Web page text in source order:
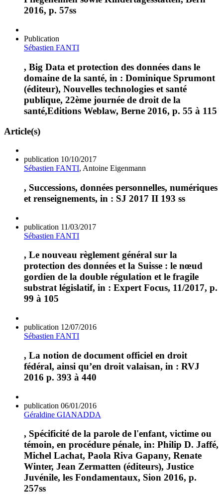
2016, p. 57ss
Publication
Sébastien FANTI
, Big Data et protection des données dans le
domaine de la santé, in : Dominique Sprumont
(éditeur), Nouvelles technologies et santé
publique, 22ème journée de droit de la
santé,Editions Weblaw, Berne 2016, p. 55 à 115
Article(s)
publication 10/10/2017
Sébastien FANTI, Antoine Eigenmann
, Successions, données personnelles, numériques
et renseignements, in : SJ 2017 II 193 ss
publication 11/03/2017
Sébastien FANTI
, Le nouveau règlement général sur la
protection des données et la Suisse : le nœud
gordien de la double régulation et le fragile
substrat législatif, in : Expert Focus, 11/2017, p.
99 à 105
publication 12/07/2016
Sébastien FANTI
, La notion de document officiel en droit
fédéral, ainsi qu’en droit valaisan, in : RVJ
2016 p. 393 à 440
publication 06/01/2016
Géraldine GIANADDA
, Spécificité de la parole de l'enfant, victime ou
témoin, en procédure pénale, in: Philip D. Jaffé,
Michel Lachat, Paola Riva Gapany, Renate
Winter, Jean Zermatten (éditeurs), Justice
Juvénile, les Fondamentaux, Sion 2016, p.
257ss